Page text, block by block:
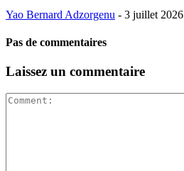
Yao Bernard Adzorgenu - 3 juillet 2026
Pas de commentaires
Laissez un commentaire